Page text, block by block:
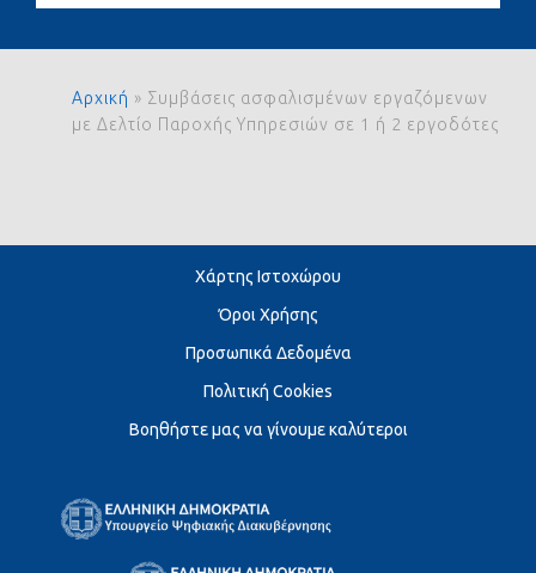
Αρχική » Συμβάσεις ασφαλισμένων εργαζόμενων
με Δελτίο Παροχής Υπηρεσιών σε 1 ή 2 εργοδότες
Χάρτης Ιστοχώρου
Όροι Χρήσης
Προσωπικά Δεδομένα
Πολιτική Cookies
Βοηθήστε μας να γίνουμε καλύτεροι